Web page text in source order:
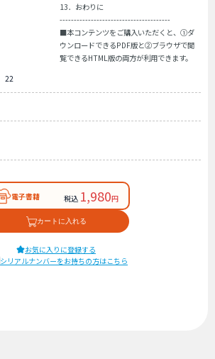
13．おわりに
---------------------------------------
■本コンテンツをご購入いただくと、①ダ
ウンロードできるPDF版と②ブラウザで閲
覧できるHTML版の両方が利用できます。
22
電子書籍 税込 1,980円
カートに入れる
お気に入りに登録する
シリアルナンバーをお持ちの方はこちら